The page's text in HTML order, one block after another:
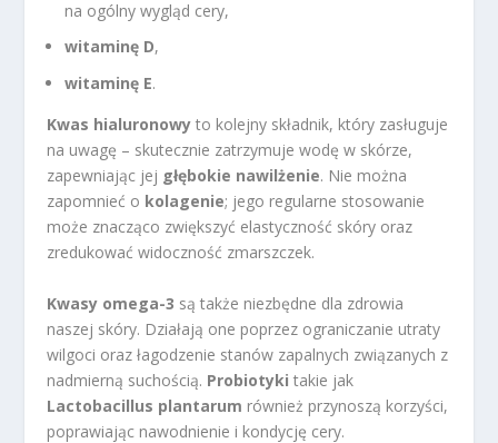
na ogólny wygląd cery,
witaminę D,
witaminę E.
Kwas hialuronowy to kolejny składnik, który zasługuje
na uwagę – skutecznie zatrzymuje wodę w skórze,
zapewniając jej głębokie nawilżenie. Nie można
zapomnieć o kolagenie; jego regularne stosowanie
może znacząco zwiększyć elastyczność skóry oraz
zredukować widoczność zmarszczek.
Kwasy omega-3 są także niezbędne dla zdrowia
naszej skóry. Działają one poprzez ograniczanie utraty
wilgoci oraz łagodzenie stanów zapalnych związanych z
nadmierną suchością. Probiotyki takie jak
Lactobacillus plantarum również przynoszą korzyści,
poprawiając nawodnienie i kondycję cery.